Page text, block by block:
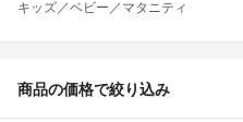
キッズ／ベビー／マタニティ
商品の価格で絞り込み